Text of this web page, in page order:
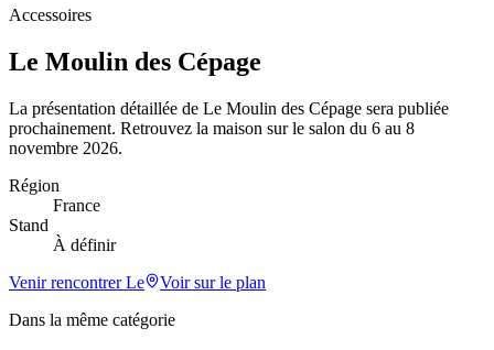
Accessoires
Le Moulin des Cépage
La présentation détaillée de Le Moulin des Cépage sera publiée
prochainement. Retrouvez la maison sur le salon du 6 au 8
novembre 2026.
Région
France
Stand
À définir
Venir rencontrerLe
Voir sur le plan
Dans la même catégorie